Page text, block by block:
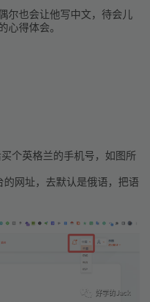
尔也会让他写中文，待会儿
得体会。
个英格兰的手机号，如图所
网址，去默认是俄语，把语